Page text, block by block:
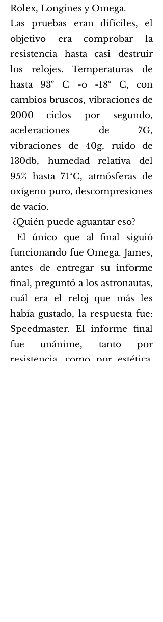
Rolex, Longines y Omega.
Las pruebas eran difíciles, el
objetivo era comprobar la
resistencia hasta casi destruir
los relojes. Temperaturas de
hasta 93º C -o -18º C, con
cambios bruscos, vibraciones de
2000 ciclos por segundo,
aceleraciones de 7G,
vibraciones de 40g, ruido de
130db, humedad relativa del
95% hasta 71ºC, atmósferas de
oxígeno puro, descompresiones
de vacío.
¿Quién puede aguantar eso?
El único que al final siguió
funcionando fue Omega. James,
antes de entregar su informe
final, preguntó a los astronautas,
cuál era el reloj que más les
había gustado, la respuesta fue:
Speedmaster. El informe final
fue unánime, tanto por
resistencia, como por estética.